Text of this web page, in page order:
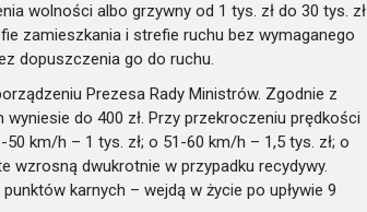
wolności albo grzywny od 1 tys. zł do 30 tys. zł
zamieszkania i strefie ruchu bez wymaganego
dopuszczenia go do ruchu.
Prezesa Rady Ministrów. Zgodnie z
do 400 zł. Przy przekroczeniu prędkości
km/h – 1 tys. zł; o 51-60 km/h – 1,5 tys. zł; o
wzrosną dwukrotnie w przypadku recydywy.
karnych – wejdą w życie po upływie 9